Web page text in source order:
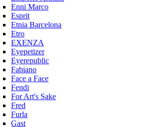
Enni Marco
Esprit
Etnia Barcelona
Etro
EXENZA
Eyepetizer
Eyerepublic
Fabiano
Face a Face
Fendi
For Art's Sake
Fred
Furla
Gast